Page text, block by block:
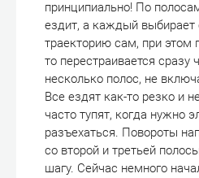
принципиально! По
ездит, а каждый выбирает
траекторию сам, при этом
то перестраивается сразу
несколько полос, не
Все ездят как-то резко и
часто тупят, когда нужно
разъехаться. Повороты
со второй и третьей
шагу. Сейчас немного